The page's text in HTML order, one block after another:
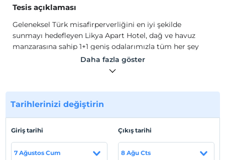
Tesis açıklaması
Geleneksel Türk misafirperverliğini en iyi şekilde
sunmayı hedefleyen Likya Apart Hotel, dağ ve havuz
manzarasına sahip 1+1 geniş odalarımızla tüm her şey
sizlere güzel bir tatil yaşatmak için dizayn edilmiştir.
Likya Apart Hotel olarak birçok misafirlerimizin tatil
otelimizde sizleri de ağırlamaktan mutluluk duyarız.
Tesis lokasyon bilgileri
Antalya Kemer Çamyuva'da konumlanmaktadır. Tesis,
Çamyuva Migros karşısındadır
Daha fazla göster
Tarihlerinizi değiştirin
Giriş tarihi
7 Ağustos Cum
Çıkış tarihi
8 Ağu Cts